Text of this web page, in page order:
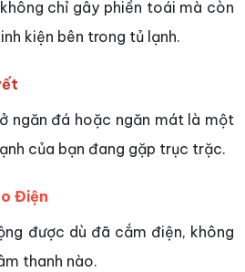
chỉ gây phiền toái mà còn
kiện bên trong tủ lạnh.
ngăn đá hoặc ngăn mát là một
của bạn đang gặp trục trặc.
Điện
được dù đã cắm điện, không
thanh nào.